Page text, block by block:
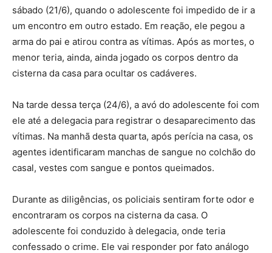
sábado (21/6), quando o adolescente foi impedido de ir a
um encontro em outro estado. Em reação, ele pegou a
arma do pai e atirou contra as vítimas. Após as mortes, o
menor teria, ainda, ainda jogado os corpos dentro da
cisterna da casa para ocultar os cadáveres.
Na tarde dessa terça (24/6), a avó do adolescente foi com
ele até a delegacia para registrar o desaparecimento das
vítimas. Na manhã desta quarta, após perícia na casa, os
agentes identificaram manchas de sangue no colchão do
casal, vestes com sangue e pontos queimados.
Durante as diligências, os policiais sentiram forte odor e
encontraram os corpos na cisterna da casa. O
adolescente foi conduzido à delegacia, onde teria
confessado o crime. Ele vai responder por fato análogo